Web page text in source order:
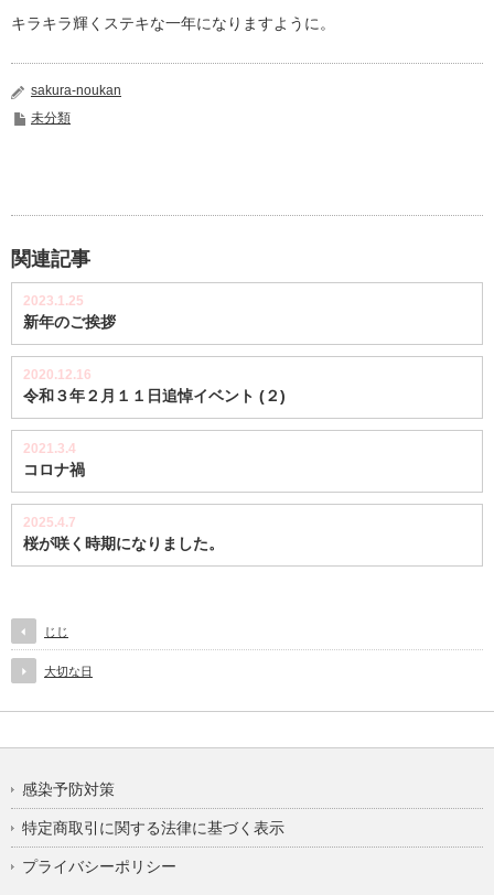
キラキラ輝くステキな一年になりますように。
sakura-noukan
未分類
関連記事
2023.1.25
新年のご挨拶
2020.12.16
令和３年２月１１日追悼イベント (２)
2021.3.4
コロナ禍
2025.4.7
桜が咲く時期になりました。
じじ
大切な日
感染予防対策
特定商取引に関する法律に基づく表示
プライバシーポリシー